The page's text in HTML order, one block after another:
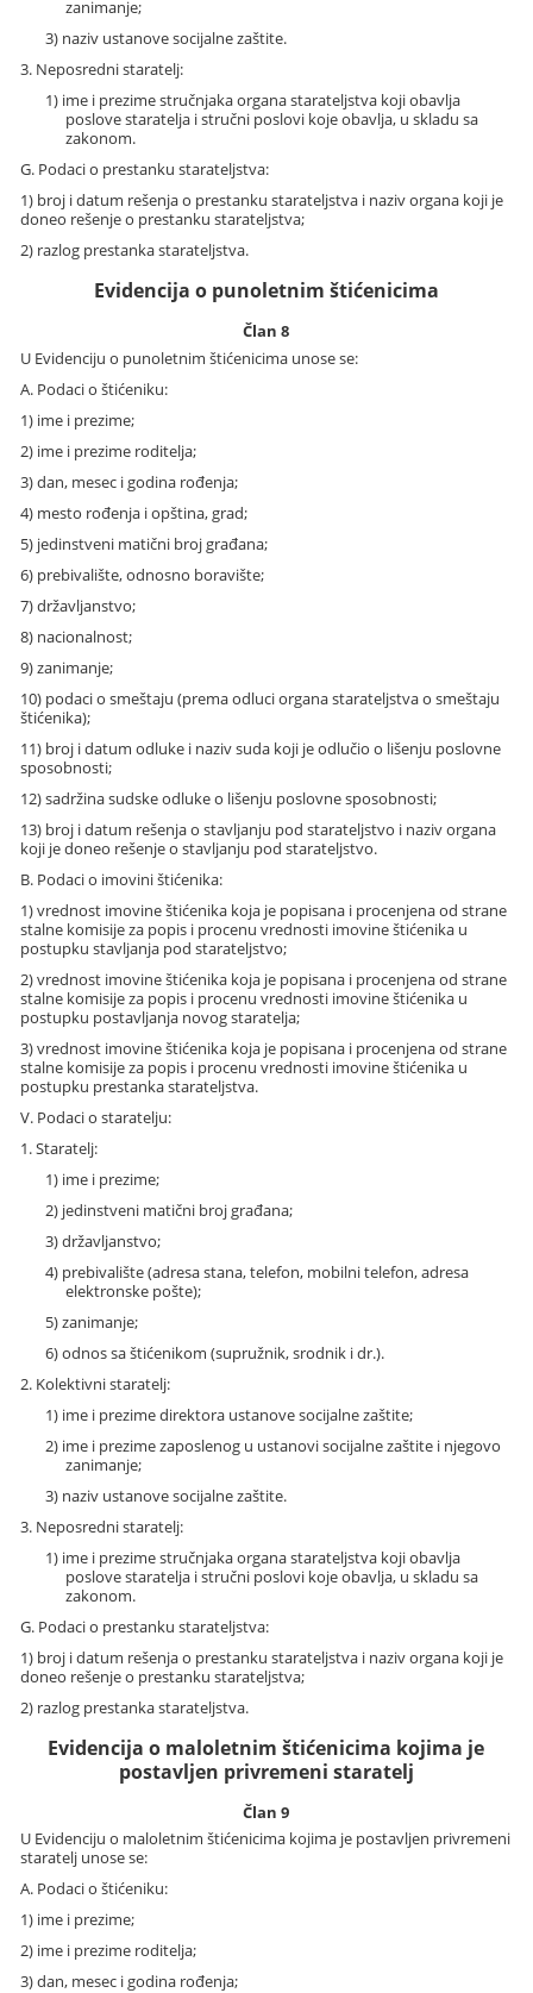
zanimanje;
3) naziv ustanove socijalne zaštite.
3. Neposredni staratelj:
1) ime i prezime stručnjaka organa starateljstva koji obavlja
poslove staratelja i stručni poslovi koje obavlja, u skladu sa
zakonom.
G. Podaci o prestanku starateljstva:
1) broj i datum rešenja o prestanku starateljstva i naziv organa koji je
doneo rešenje o prestanku starateljstva;
2) razlog prestanka starateljstva.
Evidencija o punoletnim štićenicima
Član 8
U Evidenciju o punoletnim štićenicima unose se:
A. Podaci o štićeniku:
1) ime i prezime;
2) ime i prezime roditelja;
3) dan, mesec i godina rođenja;
4) mesto rođenja i opština, grad;
5) jedinstveni matični broj građana;
6) prebivalište, odnosno boravište;
7) državljanstvo;
8) nacionalnost;
9) zanimanje;
10) podaci o smeštaju (prema odluci organa starateljstva o smeštaju
štićenika);
11) broj i datum odluke i naziv suda koji je odlučio o lišenju poslovne
sposobnosti;
12) sadržina sudske odluke o lišenju poslovne sposobnosti;
13) broj i datum rešenja o stavljanju pod starateljstvo i naziv organa
koji je doneo rešenje o stavljanju pod starateljstvo.
B. Podaci o imovini štićenika:
1) vrednost imovine štićenika koja je popisana i procenjena od strane
stalne komisije za popis i procenu vrednosti imovine štićenika u
postupku stavljanja pod starateljstvo;
2) vrednost imovine štićenika koja je popisana i procenjena od strane
stalne komisije za popis i procenu vrednosti imovine štićenika u
postupku postavljanja novog staratelja;
3) vrednost imovine štićenika koja je popisana i procenjena od strane
stalne komisije za popis i procenu vrednosti imovine štićenika u
postupku prestanka starateljstva.
V. Podaci o staratelju:
1. Staratelj:
1) ime i prezime;
2) jedinstveni matični broj građana;
3) državljanstvo;
4) prebivalište (adresa stana, telefon, mobilni telefon, adresa
elektronske pošte);
5) zanimanje;
6) odnos sa štićenikom (supružnik, srodnik i dr.).
2. Kolektivni staratelj:
1) ime i prezime direktora ustanove socijalne zaštite;
2) ime i prezime zaposlenog u ustanovi socijalne zaštite i njegovo
zanimanje;
3) naziv ustanove socijalne zaštite.
3. Neposredni staratelj:
1) ime i prezime stručnjaka organa starateljstva koji obavlja
poslove staratelja i stručni poslovi koje obavlja, u skladu sa
zakonom.
G. Podaci o prestanku starateljstva:
1) broj i datum rešenja o prestanku starateljstva i naziv organa koji je
doneo rešenje o prestanku starateljstva;
2) razlog prestanka starateljstva.
Evidencija o maloletnim štićenicima kojima je
postavljen privremeni staratelj
Član 9
U Evidenciju o maloletnim štićenicima kojima je postavljen privremeni
staratelj unose se:
A. Podaci o štićeniku:
1) ime i prezime;
2) ime i prezime roditelja;
3) dan, mesec i godina rođenja;